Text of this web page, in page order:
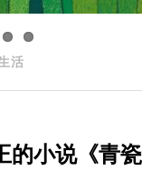
活
的小说《青